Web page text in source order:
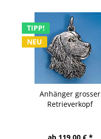
TIPP!
NEU
Anhänger grosser
Retrieverkopf